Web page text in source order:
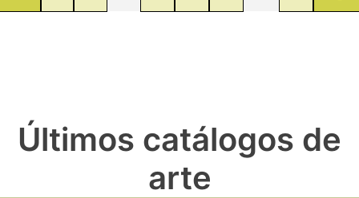
Últimos catálogos de
arte